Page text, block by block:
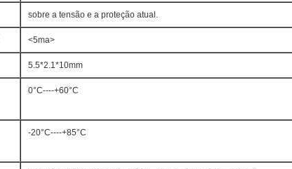
sobre a tensão e a proteção atual.
<5ma>
5.5*2.1*10mm
0°C----+60°C
-20°C----+85°C